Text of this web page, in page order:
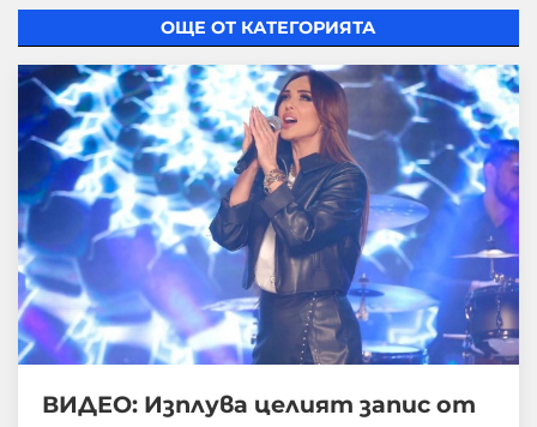
ОЩЕ ОТ КАТЕГОРИЯТА
ВИДЕО: Изплува целият запис от